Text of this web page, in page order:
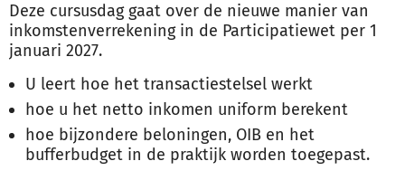
Deze cursusdag gaat over de nieuwe manier van
inkomstenverrekening in de Participatiewet per 1
januari 2027.
U leert hoe het transactiestelsel werkt
hoe u het netto inkomen uniform berekent
hoe bijzondere beloningen, OIB en het
bufferbudget in de praktijk worden toegepast.